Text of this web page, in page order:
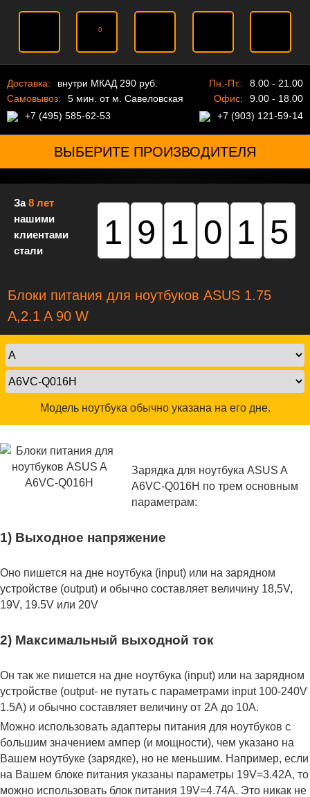
0
Доставка:
внутри МКАД 290 руб.
Самовывоз:
5 мин. от м. Савеловская
+7 (495) 585-62-53
Пн.-Пт.:
8.00 - 21.00
Офис:
9.00 - 18.00
+7 (903) 121-59-14
ВЫБЕРИТЕ ПРОИЗВОДИТЕЛЯ
За8 лет
нашими
клиентами
стали
191015
Блоки питания для ноутбуков ASUS 1.75
A,2.1 A 90 W
Модель ноутбука обычно указана на его дне.
Зарядка для ноутбука ASUS A
A6VC-Q016H по трем основным
параметрам:
1) Выходное напряжение
Оно пишется на дне ноутбука (input) или на зарядном
устройстве (output) и обычно составляет величину 18,5V,
19V, 19.5V или 20V
2) Максимальный выходной ток
Он так же пишется на дне ноутбука (input) или на зарядном
устройстве (output- не путать с параметрами input 100-240V
1.5A) и обычно составляет величину от 2А до 10A.
Можно использовать адаптеры питания для ноутбуков с
большим значением ампер (и мощности), чем указано на
Вашем ноутбуке (зарядке), но не меньшим. Например, если
на Вашем блоке питания указаны параметры 19V=3.42A, то
можно использовать блок питания 19V=4.74A. Это никак не